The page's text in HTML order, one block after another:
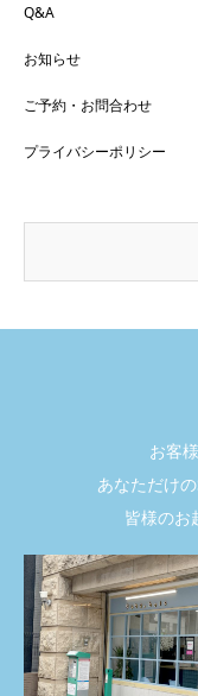
Q&A
お知らせ
ご予約・お問合わせ
プライバシーポリシー
お客
あなただけ
皆様のお